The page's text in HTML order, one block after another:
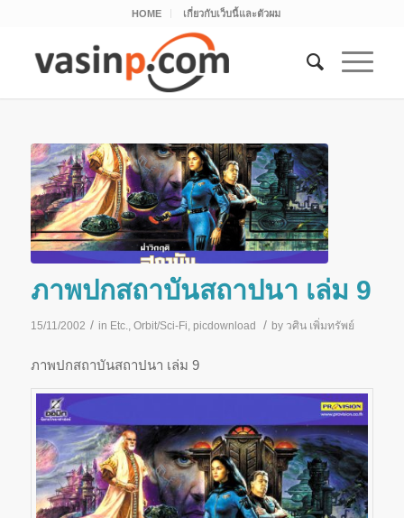
HOME เกี่ยวกับเว็บนี้และตัวผม
ภาพปกสถาบันสถาปนา เล่ม 9
15/11/2002 / in Etc. Orbit/Sci-Fi picdownload / by วศิน เพิ่มทรัพย์
ภาพปกสถาบันสถาปนา เล่ม 9